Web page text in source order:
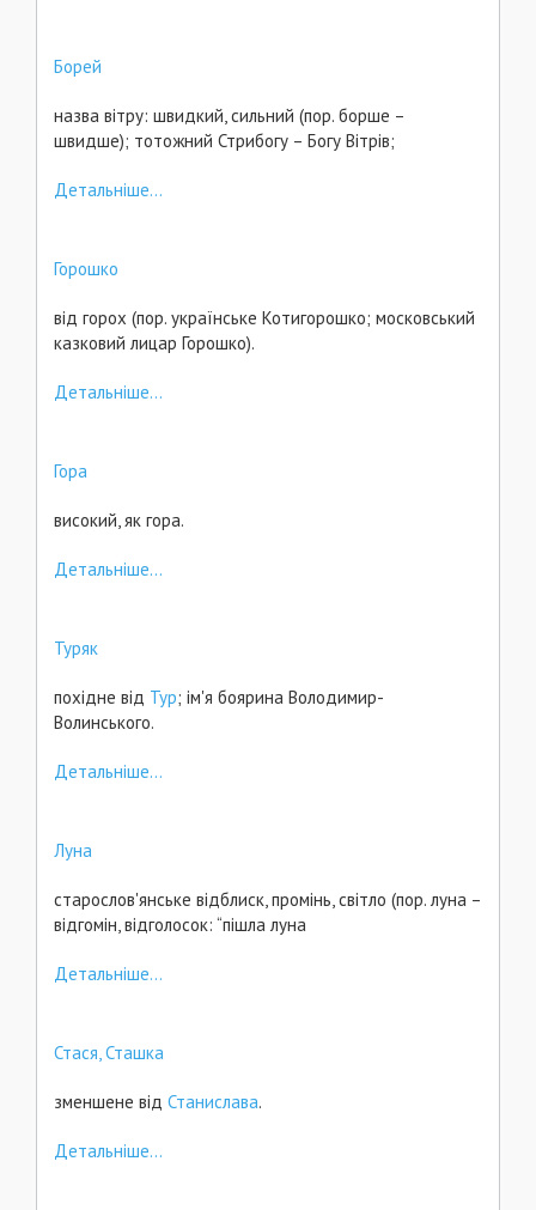
Борей
назва вітру: швидкий, сильний (пор. борше –
швидше); тотожний Стрибогу – Богу Вітрів;
Детальніше...
Горошко
від горох (пор. українське Котигорошко; московський
казковий лицар Горошко).
Детальніше...
Гора
високий, як гора.
Детальніше...
Туряк
похідне від Тур; ім'я боярина Володимир-
Волинського.
Детальніше...
Луна
старослов'янське відблиск, промінь, світло (пор. луна –
відгомін, відголосок: “пішла луна
Детальніше...
Стася, Сташка
зменшене від Станислава.
Детальніше...